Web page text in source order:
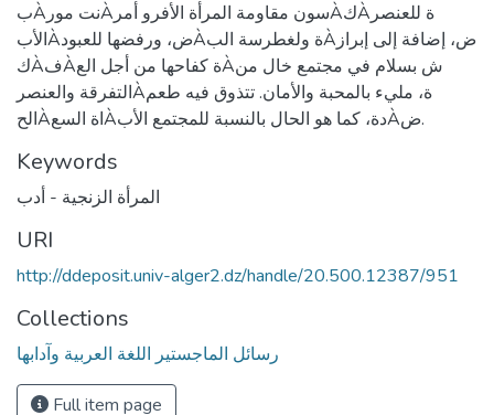
بÀنت مورÀسون مقاومة المرأة الأفرو أمرÀكÀة للعنصر
الأبÀض، ورفضها للعبودÀة ولغطرسة البÀض، إضافة إلى إبراز
كÀفÀة كفاحها من أجل العÀش بسلام في مجتمع خال من
التفرقة والعنصرÀة، مليء بالمحبة والأمان. تتذوق فيه طعم
الحÀاة السعÀدة، كما هو الحال بالنسبة للمجتمع الأبÀض.
Keywords
المرأة الزنجية - أدب
URI
http://ddeposit.univ-alger2.dz/handle/20.500.12387/951
Collections
رسائل الماجستير اللغة العربية وآدابها
Full item page